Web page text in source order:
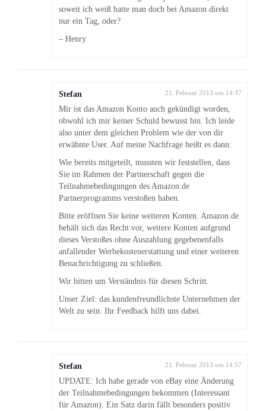
soweit ich weiß hatte man doch bei Amazon direkt
nur ein Tag, oder?
– Henry
Stefan 21. Februar 2013 um 14:37
Mir ist das Amazon Konto auch gekündigt worden,
obwohl ich mir keiner Schuld bewusst bin. Ich leide
also unter dem gleichen Problem wie der von dir
erwähnte User. Auf meine Nachfrage heißt es dann:
Wie bereits mitgeteilt, mussten wir feststellen, dass
Sie im Rahmen der Partnerschaft gegen die
Teilnahmebedingungen des Amazon.de
Partnerprogramms verstoßen haben.
Bitte eröffnen Sie keine weiteren Konten. Amazon.de
behält sich das Recht vor, weitere Konten aufgrund
dieses Verstoßes ohne Auszahlung gegebenenfalls
anfallender Werbekostenerstattung und einer weiteren
Benachrichtigung zu schließen.
Wir bitten um Verständnis für diesen Schritt.
Unser Ziel: das kundenfreundlichste Unternehmen der
Welt zu sein. Ihr Feedback hilft uns dabei.
Stefan 21. Februar 2013 um 14:57
UPDATE: Ich habe gerade von eBay eine Änderung
der Teilnahmebedingungen bekommen (Interessant
für Amazon). Ein Satz darin fällt besonders positiv